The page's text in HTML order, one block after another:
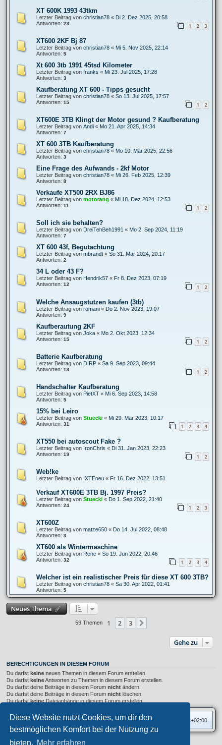
Diese Website nutzt Cookies, um dir den
bestmöglichen Komfort bei der Nutzung zu
bieten. Mehr erfahren
XT 600K 1993 43tkm
Letzter Beitrag von christian78 « Di 2. Dez 2025, 20:58
Antworten: 23 1 2 3
XT600 2KF Bj 87
Letzter Beitrag von christian78 « Mi 5. Nov 2025, 22:14
Antworten: 5
Xt 600 3tb 1991 45tsd Kilometer
Letzter Beitrag von franks « Mi 23. Jul 2025, 17:28
Antworten: 3
Kaufberatung XT 600 - Tipps gesucht
Letzter Beitrag von christian78 « So 13. Jul 2025, 17:57
Antworten: 15 1 2
XT600E 3TB Klingt der Motor gesund ? Kaufberatung
Letzter Beitrag von Andi « Mo 21. Apr 2025, 14:34
Antworten: 7
XT 600 3TB Kaufberatung
Letzter Beitrag von christian78 « Mo 10. Mär 2025, 22:56
Antworten: 3
Eine Frage des Aufwands - 2kf Motor
Letzter Beitrag von christian78 « Mi 26. Feb 2025, 12:39
Antworten: 8
Verkaufe XT500 2RX BJ86
Letzter Beitrag von motorang « Mi 18. Dez 2024, 12:53
Antworten: 11 1 2
Soll ich sie behalten?
Letzter Beitrag von DreiTehBeh1991 « Mo 2. Sep 2024, 11:19
Antworten: 7
XT 600 43f, Begutachtung
Letzter Beitrag von mbrandt « So 31. Mär 2024, 20:17
Antworten: 2
34 L oder 43 F?
Letzter Beitrag von Hendrik57 « Fr 8. Dez 2023, 07:19
Antworten: 12 1 2
Welche Ansaugstutzen kaufen (3tb)
Letzter Beitrag von romani « Do 2. Nov 2023, 19:07
Antworten: 9
Kaufberautung 2KF
Letzter Beitrag von Joka « Mo 2. Okt 2023, 12:34
Antworten: 15 1 2
Batterie Kaufberatung
Letzter Beitrag von DIRP « Sa 9. Sep 2023, 09:44
Antworten: 13 1 2
Handschalter Kaufberatung
Letzter Beitrag von PietXT « Mi 6. Sep 2023, 14:58
Antworten: 5
15% bei Leiro
Letzter Beitrag von Stuecki « Mi 29. Mär 2023, 10:17
Antworten: 31 1 2 3 4
XT550 bei autoscout Fake ?
Letzter Beitrag von IronChris « Di 31. Jan 2023, 22:23
Antworten: 19 1 2
Web!ke
Letzter Beitrag von IXTEneu « Fr 16. Dez 2022, 13:51
Verkauf XT600E 3TB Bj. 1997 Preis?
Letzter Beitrag von Stuecki « Do 1. Sep 2022, 21:40
Antworten: 24 1 2 3
XT600Z
Letzter Beitrag von matze650 « Do 14. Jul 2022, 08:48
Antworten: 3
XT600 als Wintermaschine
Letzter Beitrag von Rene « So 19. Jun 2022, 20:46
Antworten: 32 1 2 3 4
Welcher ist ein realistischer Preis für diese XT 600 3TB?
Letzter Beitrag von christian78 « Sa 30. Apr 2022, 01:41
Antworten: 5
Neues Thema
59 Themen 1 2 3
Gehe zu
BERECHTIGUNGEN IN DIESEM FORUM
Du darfst keine neuen Themen in diesem Forum erstellen.
Du darfst keineAntworten zu Themen in diesem Forum erstellen.
Du darfst deine Beiträge in diesem Forum nicht ändern.
Du darfst deine Beiträge in diesem Forum nicht löschen.
Du darfst keine Dateianhänge in diesem Forum erstellen.
Foren-Übersicht Alle Zeiten sind UTC+02:00